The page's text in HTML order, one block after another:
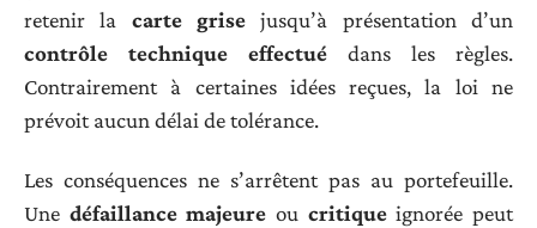
retenir la carte grise jusqu’à présentation d’un
contrôle technique effectué dans les règles.
Contrairement à certaines idées reçues, la loi ne
prévoit aucun délai de tolérance.
Les conséquences ne s’arrêtent pas au portefeuille.
Une défaillance majeure ou critiqueignorée peut